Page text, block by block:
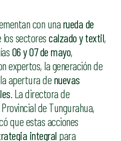
con una rueda de
los sectores calzado y textil,
06 y 07 de mayo,
expertos, la generación de
apertura de nuevas
. La directora de
de Tungurahua,
que estas acciones
integral para